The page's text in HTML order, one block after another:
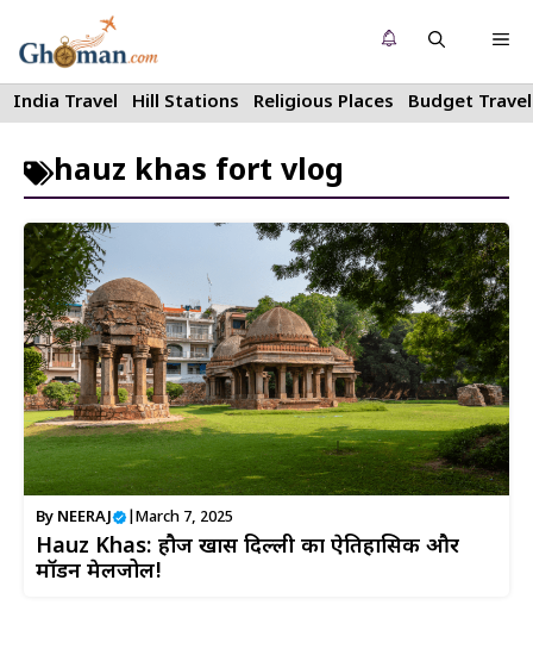
to
content
India Travel Hill Stations Religious Places Budget Travel
hauz khas fort vlog
By NEERAJ March 7, 2025
Hauz Khas: हौज खास दिल्ली का ऐतिहासिक और
मॉडर्न मेलजोल!